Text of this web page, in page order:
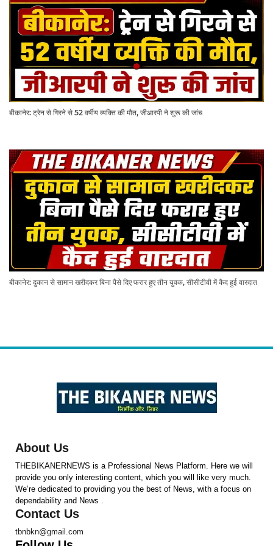
बीकानेर: ट्रेन से गिरने से 52 वर्षीय व्यक्ति की मौत, जीआरपी ने शुरू की जांच
बीकानेर: दुकान से सामान खरीदकर बिना पैसे दिए फरार हुए तीन युवक, सीसीटीवी में कैद हुई वारदात
About Us
THEBIKANERNEWS is a Professional News Platform. Here we will
provide you only interesting content, which you will like very much.
We’re dedicated to providing you the best of News, with a focus on
dependability and News .
Contact Us
tbnbkn@gmail.com